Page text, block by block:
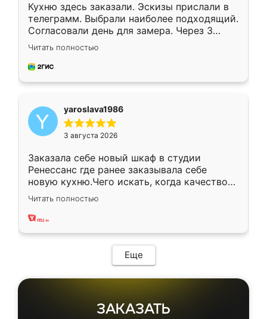
Кухню здесь заказали. Эскизы прислали в
телеграмм. Выбрали наиболее подходящий.
Согласовали день для замера. Через 3
недели кухня была уже готова. Остались
довольны работой. Спасибо Ренессанс
мебель за качественную работу!
Читать полностью
yaroslava1986
3 августа 2026
Заказала себе новый шкаф в студии
Ренессанс где ранее заказывала себе
новую кухню.Чего искать, когда качеством
вполне довольна. Служит кухня уже почти
два года, нареканий нет.
Читать полностью
Еще
ЗАКАЗАТЬ